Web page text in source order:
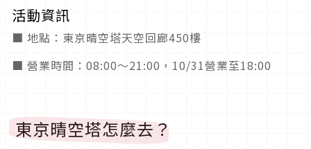
活動資訊
■ 地點：東京晴空塔天空回廊450樓
■ 營業時間：08:00～21:00，10/31營業至18:00
東京晴空塔怎麼去？